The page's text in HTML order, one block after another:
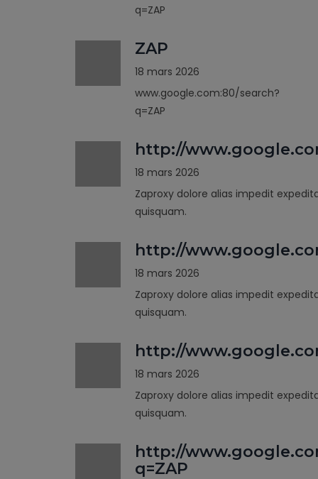
q=ZAP
ZAP
18 mars 2026
www.google.com:80/search?
q=ZAP
http://
18 mars 2026
Zaproxy dolore alias impedit
quisquam.
http://
18 mars 2026
Zaproxy dolore alias impedit
quisquam.
http://
18 mars 2026
Zaproxy dolore alias impedit
quisquam.
http://
q=ZAP